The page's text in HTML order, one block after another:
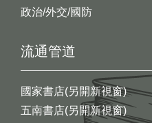
政治/外交/國防
流通管道
國家書店(另開新視窗)
五南書店(另開新視窗)